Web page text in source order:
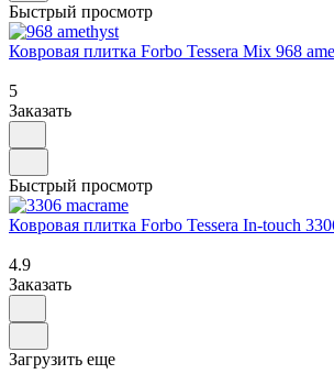
Быстрый просмотр
Ковровая плитка Forbo Tessera Mix 968
5
Заказать
Быстрый просмотр
Ковровая плитка Forbo Tessera In-touch
4.9
Заказать
Загрузить еще